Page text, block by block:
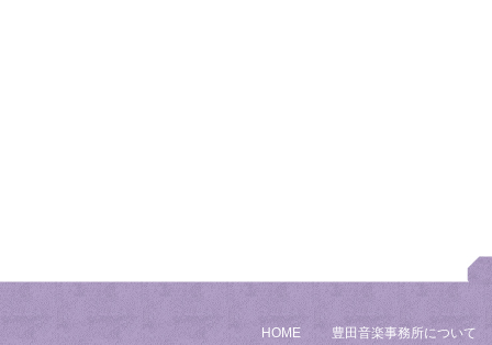
HOME 豊田音楽事務所について